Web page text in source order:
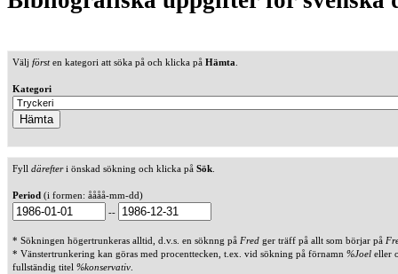
Välj försten kategori att söka på och klicka på Hämta
Kategori
Fyll därefteri önskad sökning och klicka på Sök
Period (i formen: åååå-mm-dd)
--
* Sökningen högertrunkeras alltid, d.v.s. en söknng på Fred ger träff på allt som börjar på
* Vänstertrunkering kan göras med procenttecken, t.ex. vid sökning på förnamn %Joel eller
fullständig titel %konservativ